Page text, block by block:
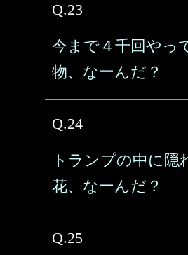
Q.23
今まで４千回やっ
物、なーんだ？
Q.24
トランプの中に隠
花、なーんだ？
Q.25